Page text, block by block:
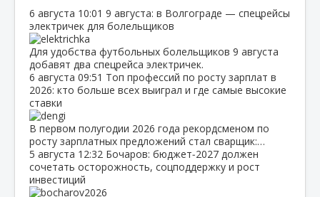
6 августа 10:01 9 августа: в Волгограде — спецрейсы
электричек для болельщиков
Для удобства футбольных болельщиков 9 августа
добавят два спецрейса электричек.
6 августа 09:51 Топ профессий по росту зарплат в
2026: кто больше всех выиграл и где самые высокие
ставки
В первом полугодии 2026 года рекордсменом по
росту зарплатных предложений стал сварщик:…
5 августа 12:32 Бочаров: бюджет‑2027 должен
сочетать осторожность, соцподдержку и рост
инвестиций